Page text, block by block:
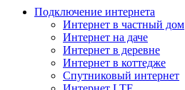
Подключение интернета
Интернет в частный дом
Интернет на даче
Интернет в деревне
Интернет в коттедже
Спутниковый интернет